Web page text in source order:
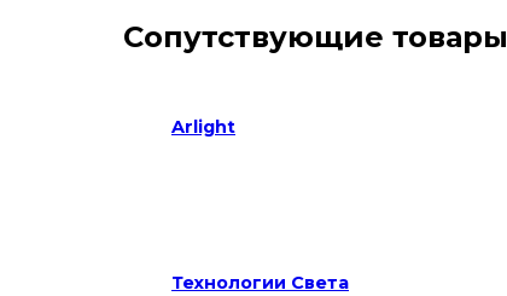
Сопутствующие товары
Arlight
Технологии Света